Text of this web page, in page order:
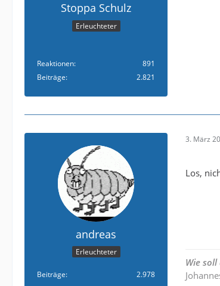
Stoppa Schulz
Erleuchteter
Reaktionen
891
Beiträge
2.821
andreas
Erleuchteter
Beiträge 2.978
3. März
Los,
Wie